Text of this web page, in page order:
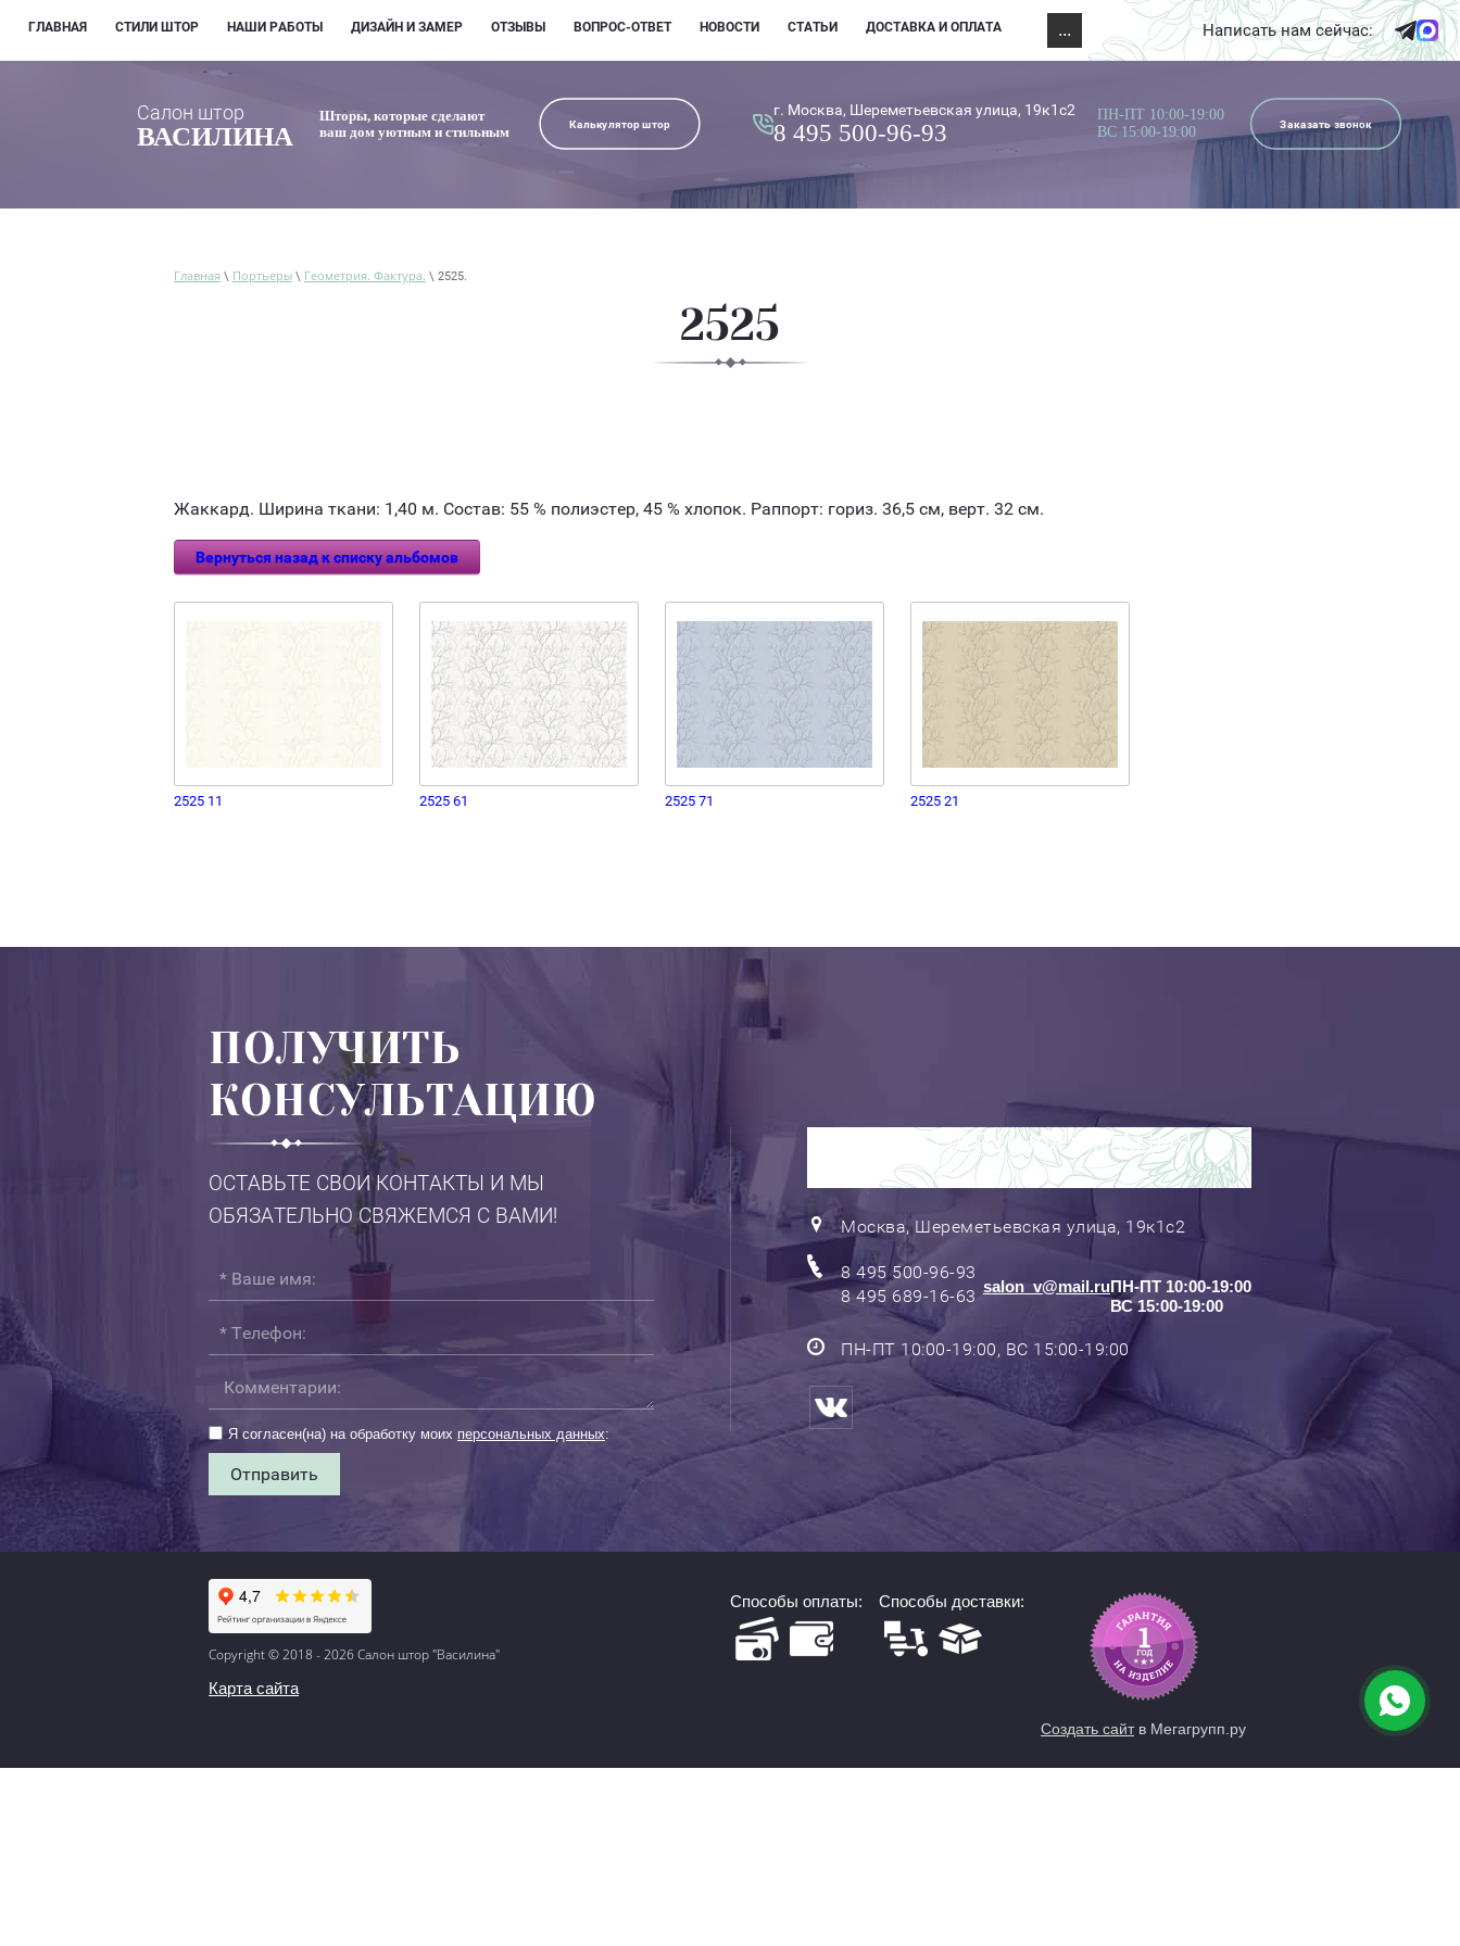
ГЛАВНАЯ СТИЛИ ШТОР НАШИ РАБОТЫ ДИЗАЙН И ЗАМЕР ОТЗЫВЫ ВОПРОС-ОТВЕТ НОВОСТИ СТАТЬИ ДОСТАВКА И ОПЛАТА ... Написать нам сейчас:
Салон штор
ВАСИЛИНА
Шторы, которые сделают
ваш дом уютным и стильным
Калькулятор штор
г. Москва, Шереметьевская улица, 19к1с2
8 495 500-96-93
ПН-ПТ 10:00-19:00
ВС 15:00-19:00
Заказать звонок
Главная \ Портьеры \ Геометрия. Фактура. \ 2525.
2525
Жаккард. Ширина ткани: 1,40 м. Состав: 55 % полиэстер, 45 % хлопок. Раппорт: гориз. 36,5 см, верт. 32 см.
Вернуться назад к списку альбомов
2525 11 2525 61 2525 71 2525 21
ПОЛУЧИТЬ
КОНСУЛЬТАЦИЮ
ОСТАВЬТЕ СВОИ КОНТАКТЫ И МЫ
ОБЯЗАТЕЛЬНО СВЯЖЕМСЯ С ВАМИ!
Я согласен(на) на обработку моих персональных данных:
Отправить
КОНТАКТНАЯ ИНФОРМАЦИЯ
Москва, Шереметьевская улица, 19к1с2
8 495 500-96-93
8 495 689-16-63 salon_v@mail.ruПН-ПТ 10:00-19:00
ВС 15:00-19:00
ПН-ПТ 10:00-19:00, ВС 15:00-19:00
Copyright © 2018 - 2026 Салон штор "Василина"
Карта сайта
Способы оплаты: Способы доставки:
Создать сайтв Мегагрупп.ру